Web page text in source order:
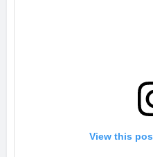
View this